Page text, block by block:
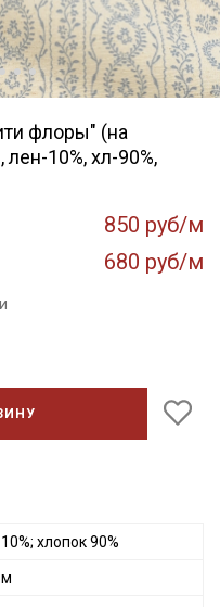
флоры" (на
10%, хл-90%,
850 руб/м
680 руб/м
хлопок 90%